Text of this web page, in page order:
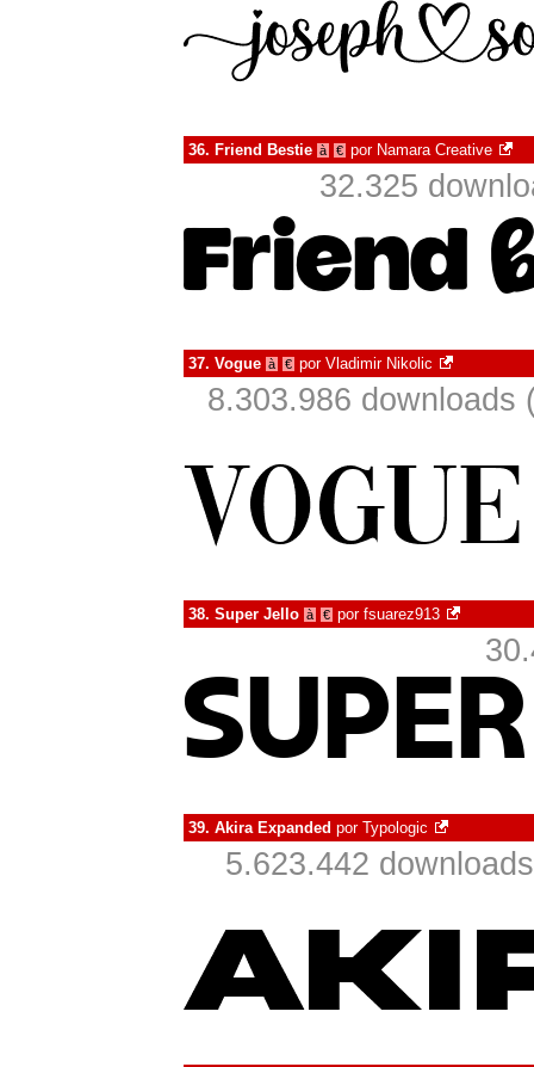
36. Friend Bestie à € por Namara Creative
32.325
37. Vogue à € por Vladimir Nikolic
8.303.986 downloads
38. Super Jello à € por fsuarez913
39. Akira Expanded por Typologic
5.623.442